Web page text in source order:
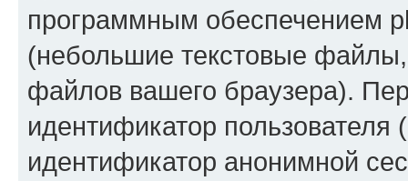
программным обеспечением
(небольшие текстовые
файлов вашего браузера).
идентификатор
идентификатор анонимной